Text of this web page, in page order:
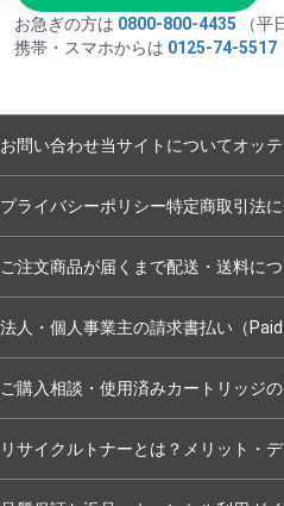
お急ぎの方は 0800-800-4435 （平
携帯・スマホからは 0125-74-5517
お問い合わせ当サイトについてオッ
プライバシーポリシー特定商取引法
ご注文商品が届くまで配送・送料に
法人・個人事業主の請求書払い（Paid
ご購入相談・使用済みカートリッジ
リサイクルトナーとは？メリット・